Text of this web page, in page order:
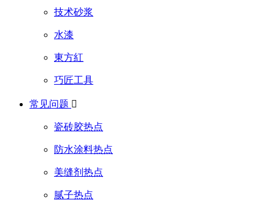
技术砂浆
水漆
東方紅
巧匠工具
常见问题 
瓷砖胶热点
防水涂料热点
美缝剂热点
腻子热点